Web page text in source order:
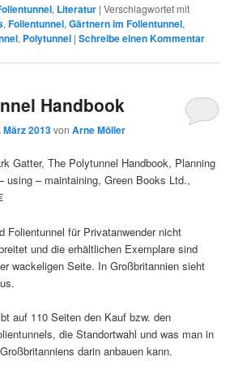
, Literatur |Verschlagwortet mit
,Folientunnel,Gärtnern im Folientunnel,
, Polytunnel |Schreibe einen Kommentar
Handbook
März 2013vonArne Möller
Gatter, The Polytunnel Handbook, Planning
using – maintaining, Green Books Ltd.,
Folientunnel für Privatanwender nicht
und die erhältlichen Exemplare sind
wackeligen Seite. In Großbritannien sieht
auf 110 Seiten den Kauf bzw. den
die Standortwahl und was man in
darin anbauen kann.